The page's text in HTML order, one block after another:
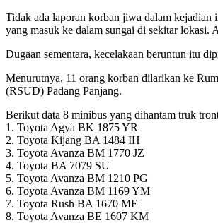
Tidak ada laporan korban jiwa dalam kejadian
yang masuk ke dalam sungai di sekitar lokasi.
Dugaan sementara, kecelakaan beruntun itu
Menurutnya, 11 orang korban dilarikan ke
(RSUD) Padang Panjang.
Berikut data 8 minibus yang dihantam truk
1. Toyota Agya BK 1875 YR
2. Toyota Kijang BA 1484 IH
3. Toyota Avanza BM 1770 JZ
4. Toyota BA 7079 SU
5. Toyota Avanza BM 1210 PG
6. Toyota Avanza BM 1169 YM
7. Toyota Rush BA 1670 ME
8. Toyota Avanza BE 1607 KM